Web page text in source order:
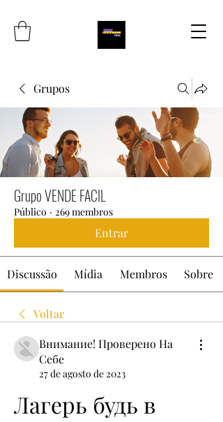
Grupos
Grupo VENDE FACIL
Público · 269 membros
Entrar
Discussão Mídia Membros Sobre
Voltar
Внимание! Проверено На
Себе
27 de agosto de 2023
Лагерь будь в